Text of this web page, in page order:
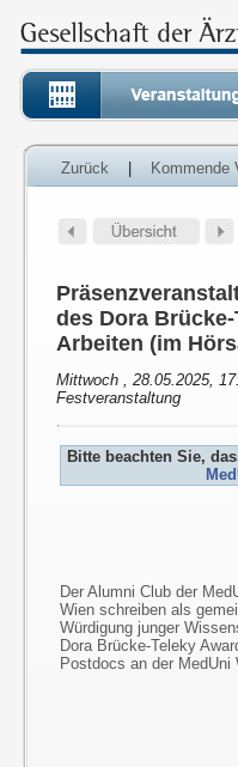
Zurück Kommende
des Dora
Arbeiten (im
Mittwoch , 28.05.2025,
Festveranstaltung
Bitte beachten Sie,
Der Alumni Club der
Wien schreiben als
Würdigung junger
Dora Brücke-Teleky
Postdocs an der MedUni